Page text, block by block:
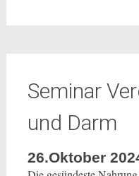
Seminar
und Darm
26.Oktober